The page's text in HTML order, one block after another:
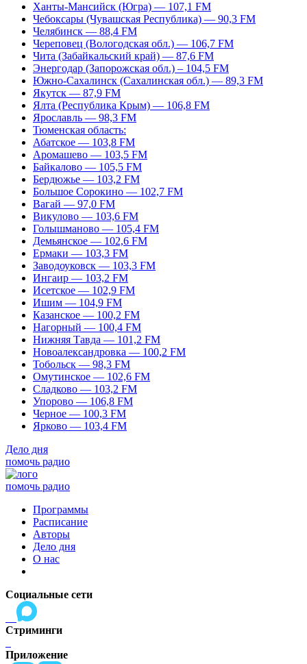
Ханты-Мансийск (Югра) — 107,1 FM
Чебоксары (Чувашская Республика) — 90,3 FM
Челябинск — 88,4 FM
Череповец (Вологодская обл.) — 106,7 FM
Чита (Забайкальский край) — 87,6 FM
Энергодар (Запорожская обл.) – 104,5 FM
Южно-Сахалинск (Сахалинская обл.) — 89,3 FM
Якутск — 87,9 FM
Ялта (Республика Крым) — 106,8 FM
Ярославль — 98,3 FM
Тюменская область:
Абатское — 103,8 FM
Аромашево — 103,5 FM
Байкалово — 105,5 FM
Бердюжье — 103,2 FM
Большое Сорокино — 102,7 FM
Вагай — 97,0 FM
Викулово — 103,6 FM
Голышманово — 105,4 FM
Демьянское — 102,6 FM
Ермаки — 103,3 FM
Заводоуковск — 103,3 FM
Ингаир — 103,2 FM
Исетское — 102,9 FM
Ишим — 104,9 FM
Казанское — 100,2 FM
Нагорный — 100,4 FM
Нижняя Тавда — 101,2 FM
Новоалександровка — 100,2 FM
Тобольск — 98,3 FM
Омутинское — 102,6 FM
Сладково — 103,2 FM
Упорово — 106,8 FM
Черное — 100,3 FM
Ярково — 103,4 FM
Дело дня
помочь радио
помочь радио
Программы
Расписание
Авторы
Дело дня
О нас
Социальные сети
Стриминги
Приложение